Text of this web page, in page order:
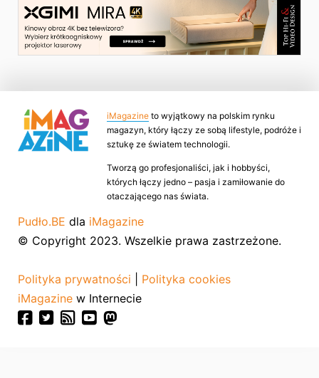
iMagazine to wyjątkowy na polskim rynku
magazyn, który łączy ze sobą lifestyle, podróże i
sztukę ze światem technologii.
Tworzą go profesjonaliści, jak i hobbyści,
których łączy jedno – pasja i zamiłowanie do
otaczającego nas świata.
Pudło.BE dla iMagazine
© Copyright 2023. Wszelkie prawa zastrzeżone.
Polityka prywatności
Polityka cookies
iMagazine w Internecie